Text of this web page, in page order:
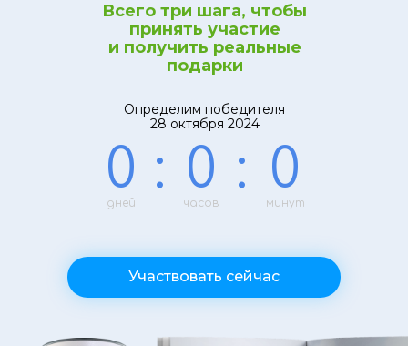
Определим победителя
28 октября 2024
Всего три шага, чтобы
принять участие
и получить реальные
подарки
0
дней
: 0
часов
: 0
минут
Участвовать сейчас